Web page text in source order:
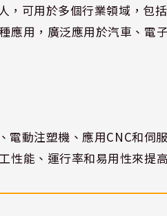
，可用於多個行業領域，包
應用，廣泛應用於汽車、電
電動注塑機、應用CNC和伺
性能、運行率和易用性來提